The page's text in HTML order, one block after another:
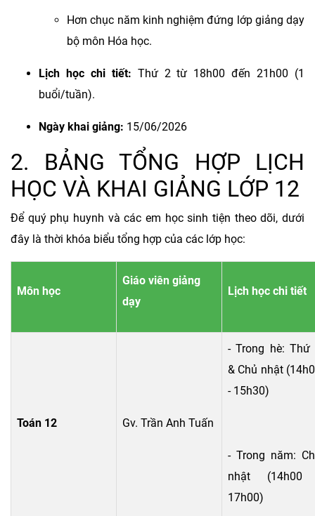
Hơn chục năm kinh nghiệm đứng lớp giảng dạy
bộ môn Hóa học.
Lịch học chi tiết: Thứ 2 từ 18h00 đến 21h00 (1
buổi/tuần).
Ngày khai giảng: 15/06/2026
2. BẢNG TỔNG HỢP LỊCH
HỌC VÀ KHAI GIẢNG LỚP 12
Để quý phụ huynh và các em học sinh tiện theo dõi, dưới
đây là thời khóa biểu tổng hợp của các lớp học:
Môn học
Giáo viên giảng
dạy
Lịch học chi tiết
Toán 12 Gv. Trần Anh Tuấn
- Trong hè: Thứ
& Chủ nhật
- 15h30)
- Trong năm:
nhật (14h00
17h00)